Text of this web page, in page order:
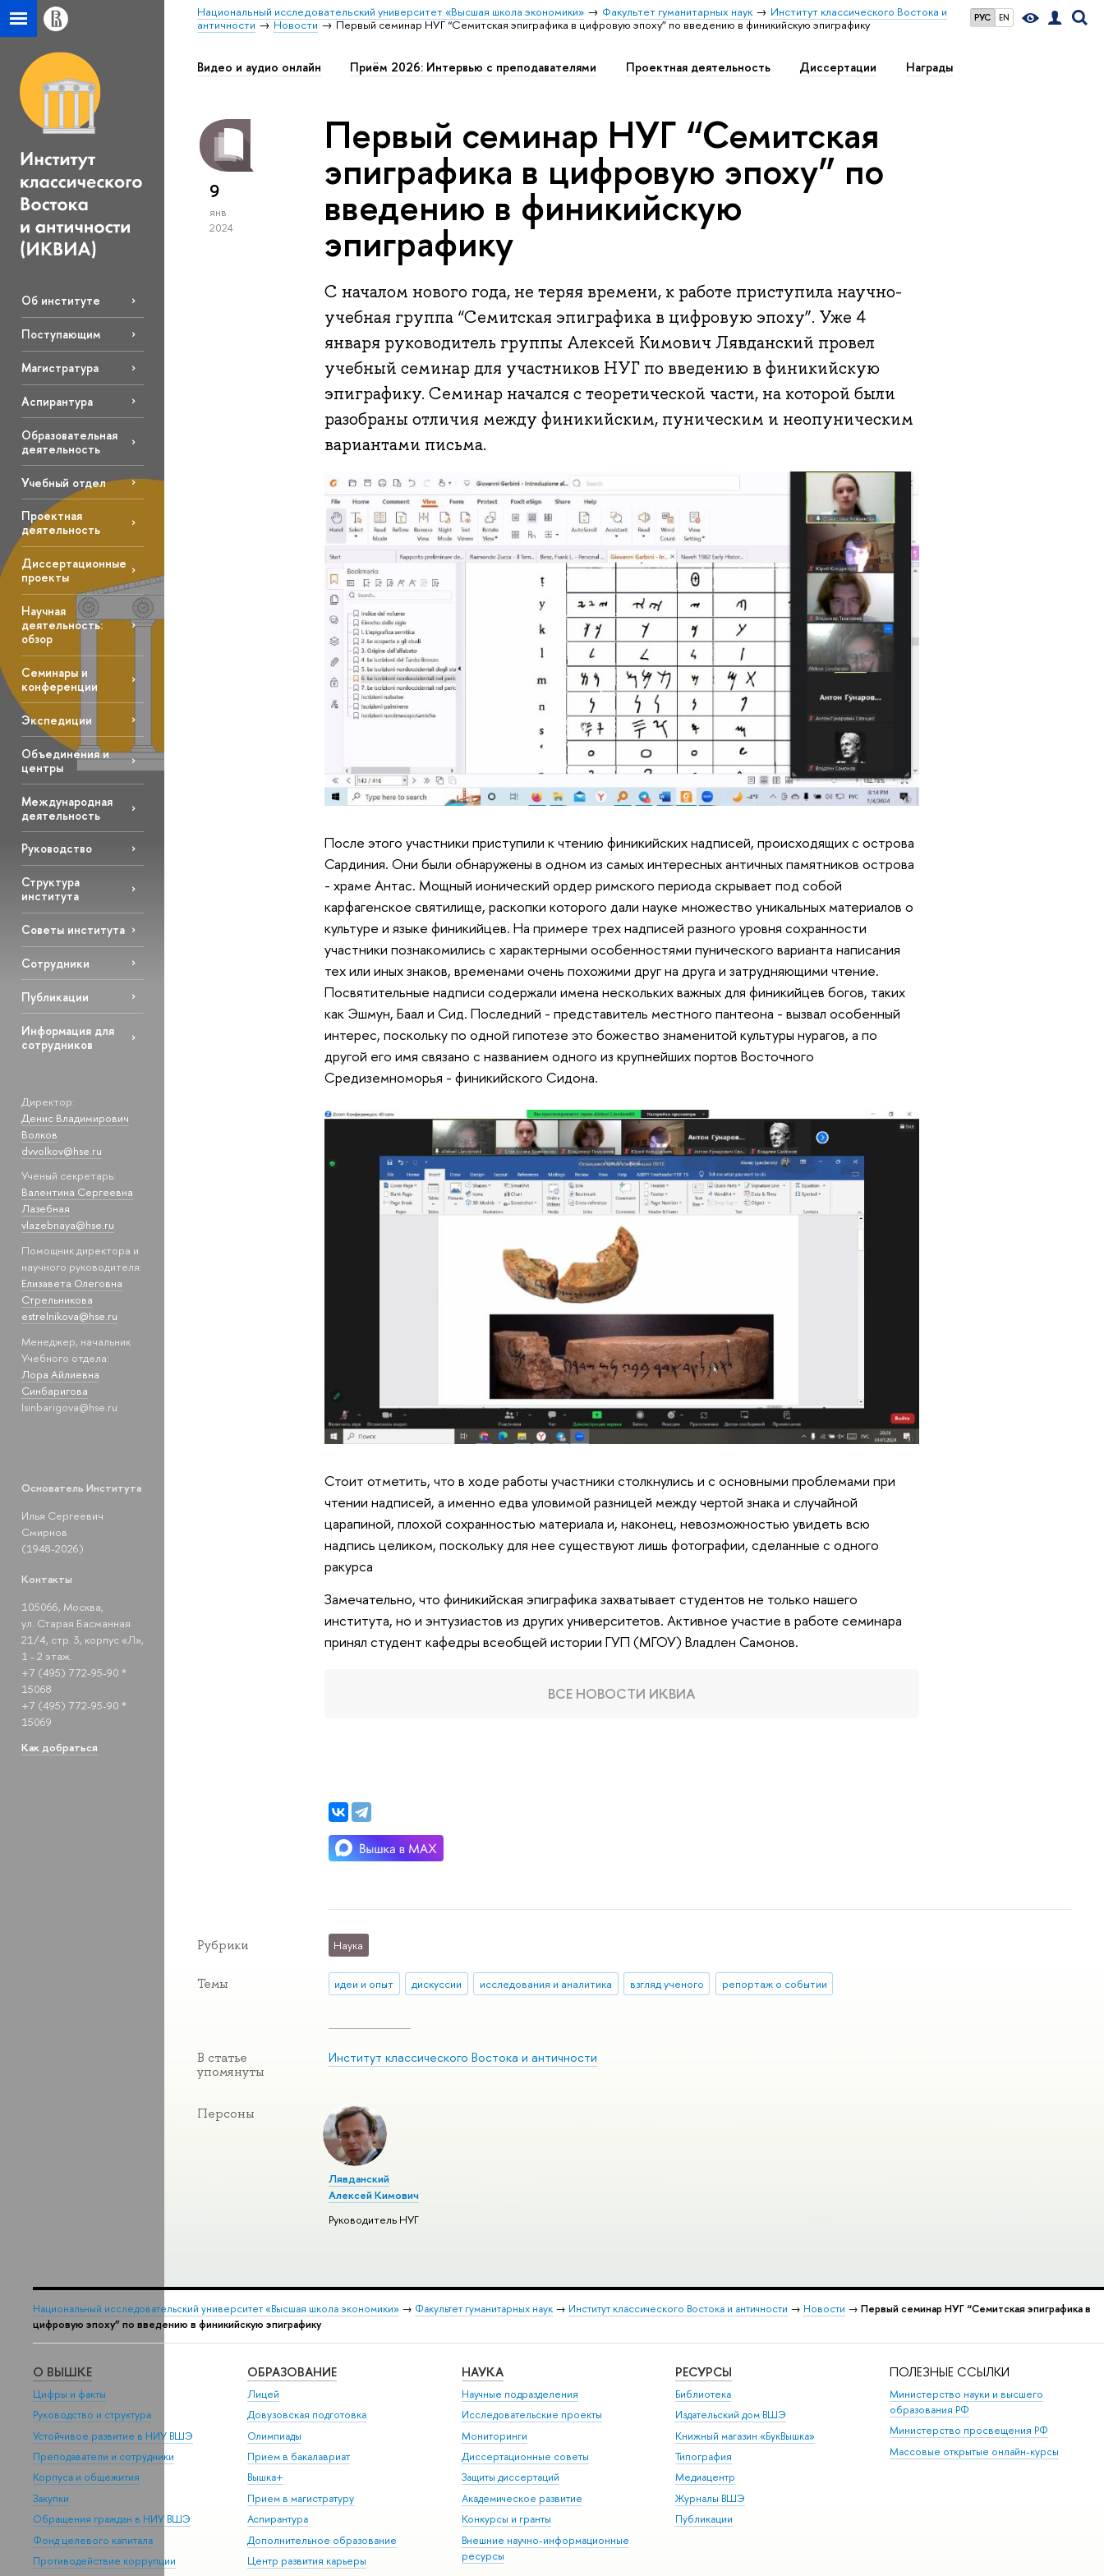
РУС EN
Национальный исследовательский университет «Высшая школа экономики» Факультет гуманитарных наук
Институт классического Востока и
античности
Новости Первый семинар НУГ “Семитская эпиграфика в цифровую эпоху” по введению в финикийскую эпиграфику
Об институте
Поступающим
Магистратура
Аспирантура
Образовательная
деятельность
Учебный отдел
Проектная
деятельность
Диссертационные
проекты
Научная
деятельность:
обзор
Семинары и
конференции
Экспедиции
Объединения и
центры
Международная
деятельность
Руководство
Структура
института
Советы института
Сотрудники
Публикации
Информация для
сотрудников
Директор:
Денис Владимирович
Волков
dvvolkov@hse.ru
Ученый секретарь:
Валентина Сергеевна
Лазебная
vlazebnaya@hse.ru
Помощник директора и
научного руководителя:
Елизавета Олеговна
Стрельникова
estrelnikova@hse.ru
Менеджер, начальник
Учебного отдела:
Лора Айлиевна
Синбаригова
lsinbarigova@hse.ru
Основатель Института
Илья Сергеевич
Смирнов
(1948-2026)
Контакты
105066, Москва,
ул. Старая Басманная
21/4, стр. 3, корпус «Л»,
1 - 2 этаж.
+7 (495) 772-95-90 *
15068
+7 (495) 772-95-90 *
15069
Как добраться
Видео и аудио онлайн Приём 2026: Интервью с преподавателями Проектная деятельность Диссертации Награды
9
янв
2024
Первый семинар НУГ “Семитская
эпиграфика в цифровую эпоху” по
введению в финикийскую
эпиграфику
С началом нового года, не теряя времени, к работе приступила научно-
учебная группа “Семитская эпиграфика в цифровую эпоху”. Уже 4
января руководитель группы Алексей Кимович Лявданский провел
учебный семинар для участников НУГ по введению в финикийскую
эпиграфику. Семинар начался с теоретической части, на которой были
разобраны отличия между финикийским, пуническим и неопуническим
вариантами письма.
После этого участники приступили к чтению финикийских надписей, происходящих с острова
Сардиния. Они были обнаружены в одном из самых интересных античных памятников острова
- храме Антас. Мощный ионический ордер римского периода скрывает под собой
карфагенское святилище, раскопки которого дали науке множество уникальных материалов о
культуре и языке финикийцев. На примере трех надписей разного уровня сохранности
участники познакомились с характерными особенностями пунического варианта написания
тех или иных знаков, временами очень похожими друг на друга и затрудняющими чтение.
Посвятительные надписи содержали имена нескольких важных для финикийцев богов, таких
как Эшмун, Баал и Сид. Последний - представитель местного пантеона - вызвал особенный
интерес, поскольку по одной гипотезе это божество знаменитой культуры нурагов, а по
другой его имя связано с названием одного из крупнейших портов Восточного
Средиземноморья - финикийского Сидона.
Стоит отметить, что в ходе работы участники столкнулись и с основными проблемами при
чтении надписей, а именно едва уловимой разницей между чертой знака и случайной
царапиной, плохой сохранностью материала и, наконец, невозможностью увидеть всю
надпись целиком, поскольку для нее существуют лишь фотографии, сделанные с одного
ракурса
Замечательно, что финикийская эпиграфика захватывает студентов не только нашего
института, но и энтузиастов из других университетов. Активное участие в работе семинара
принял студент кафедры всеобщей истории ГУП (МГОУ) Владлен Самонов.
ВСЕ НОВОСТИ ИКВИА
Рубрики Наука
Темы идеи и опыт дискуссии исследования и аналитика взгляд ученого репортаж о событии
В статье
упомянуты
Институт классического Востока и античности
Персоны
Лявданский
Алексей Кимович
Руководитель НУГ
Национальный исследовательский университет «Высшая школа экономики» → Факультет гуманитарных наук → Институт классического Востока и античности → Новости → Первый семинар НУГ “Семитская эпиграфика в
цифровую эпоху” по введению в финикийскую эпиграфику
О ВЫШКЕ
Цифры и факты
Руководство и структура
Устойчивое развитие в НИУ ВШЭ
Преподаватели и сотрудники
Корпуса и общежития
Закупки
Обращения граждан в НИУ ВШЭ
Фонд целевого капитала
Противодействие коррупции
ОБРАЗОВАНИЕ
Лицей
Довузовская подготовка
Олимпиады
Прием в бакалавриат
Вышка+
Прием в магистратуру
Аспирантура
Дополнительное образование
Центр развития карьеры
НАУКА
Научные подразделения
Исследовательские проекты
Мониторинги
Диссертационные советы
Защиты диссертаций
Академическое развитие
Конкурсы и гранты
Внешние научно-информационные
ресурсы
РЕСУРСЫ
Библиотека
Издательский дом ВШЭ
Книжный магазин «БукВышка»
Типография
Медиацентр
Журналы ВШЭ
Публикации
ПОЛЕЗНЫЕ ССЫЛКИ
Министерство науки и высшего
образования РФ
Министерство просвещения РФ
Массовые открытые онлайн-курсы